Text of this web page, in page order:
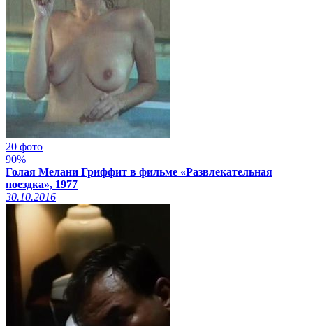
20 фото
90%
Голая Мелани Гриффит в фильме «Развлекательная
поездка», 1977
30.10.2016